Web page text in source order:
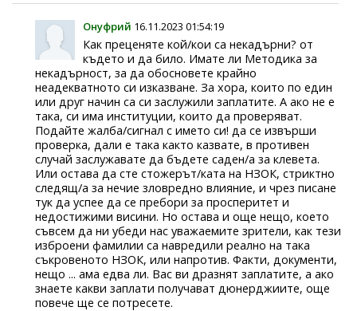
Онуфрий 16.11.2023 01:54:19
Как преценяте кой/кои са некадърни? от
където и да било. Имате ли Методика за
некадърност, за да обосновете крайно
неадекватното си изказване. За хора, които по един
или друг начин са си заслужили заплатите. А ако не е
така, си има институции, които да проверяват.
Подайте жалба/сигнал с името си! да се извърши
проверка, дали е така както казвате, в противен
случай заслужавате да бъдете саден/а за клевета.
Или остава да сте стожерът/ката на НЗОК, стриктно
следящ/а за нечие зловредно влияние, и чрез писане
тук да успее да се пребори за просперитет и
недостижими висини. Но остава и още нещо, което
съвсем да ни убеди нас уважаемите зрители, как тези
изброени фамилии са навредили реално на така
съкровеното НЗОК, или напротив. Факти, документи,
нещо ... ама едва ли. Вас ви дразнят заплатите, а ако
знаете какви заплати получават дюнерджиите, още
повече ще се потресете.